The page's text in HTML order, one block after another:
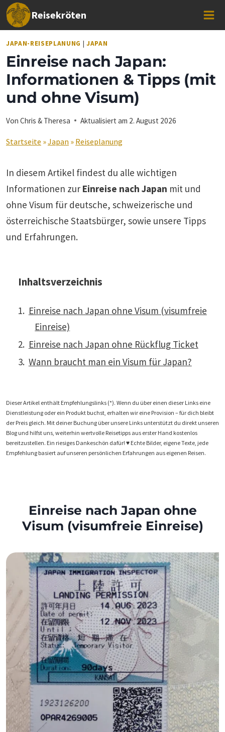
Zum
Inhalt
springen
Reisekröten
JAPAN-REISEPLANUNG | JAPAN
Einreise nach Japan:
Informationen & Tipps (mit
und ohne Visum)
Von Chris & Theresa Aktualisiert am 2. August 2026
Startseite »Japan » Reiseplanung
In diesem Artikel findest du alle wichtigen
Informationen zur Einreise nach Japan mit und
ohne Visum für deutsche, schweizerische und
österreichische Staatsbürger, sowie unsere Tipps
und Erfahrungen.
Inhaltsverzeichnis
Einreise nach Japan ohne Visum (visumfreie
Einreise)
Einreise nach Japan ohne Rückflug Ticket
Wann braucht man ein Visum für Japan?
Dieser Artikel enthält Empfehlungslinks (*). Wenn du über einen dieser Links eine
Dienstleistung oder ein Produkt buchst, erhalten wir eine Provision – für dich bleibt
der Preis gleich. Mit deiner Buchung über unsere Links unterstützt du direkt unseren
Blog und hilfst uns, weiterhin wertvolle Reisetipps aus erster Hand kostenlos
bereitzustellen. Ein riesiges Dankeschön dafür! ♥️ Echte Bilder, eigene Texte, jede
Empfehlung basiert auf unseren persönlichen Erfahrungen aus eigenen Reisen.
Einreise nach Japan ohne
Visum (visumfreie Einreise)